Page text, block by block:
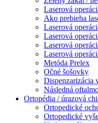
Laserová
Ako prebieha
Laserová
Laserová
Laserová
Laserová
Metóda Prelex
Očné šošovky
Dispenzarizácia
Následná
Ortopédia / úrazová
Ortopedické
Ortopedické